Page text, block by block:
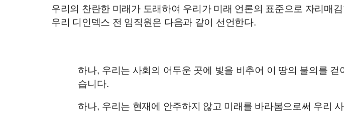
우리의 찬란한 미래가 도래하여 우리가 미래 언론의 표준으로 자리매
우리 디인덱스 전 임직원은 다음과 같이 선언한다.
하나, 우리는 사회의 어두운 곳에 빛을 비추어 이 땅의 불의를 걷
습니다.
하나, 우리는 현재에 안주하지 않고 미래를 바라봄으로써 우리